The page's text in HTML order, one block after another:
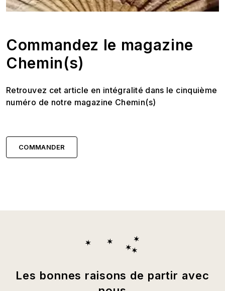
Commandez le magazine
Chemin(s)
Retrouvez cet article en intégralité dans le cinquième
numéro de notre magazine Chemin(s)
COMMANDER
Les bonnes raisons de partir avec